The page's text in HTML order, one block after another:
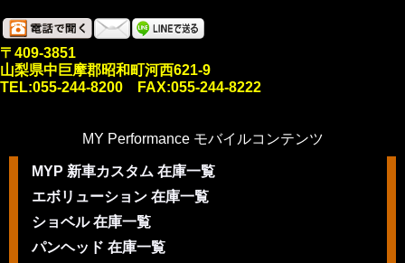
〒409-3851
山梨県中巨摩郡昭和町河西621-9
TEL:055-244-8200 FAX:055-244-8222
MY Performance モバイルコンテンツ
MYP 新車カスタム 在庫一覧
エボリューション 在庫一覧
ショベル 在庫一覧
パンヘッド 在庫一覧